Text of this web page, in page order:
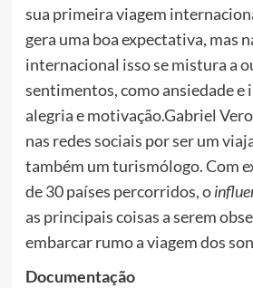
sua primeira viagem
gera uma boa expectativa, mas
internacional isso se mistura a
sentimentos, como ansiedade e
alegria e motivação.Gabriel
nas redes sociais por ser um
também um turismólogo. Com
de 30 países percorridos, o
as principais coisas a serem
embarcar rumo a viagem dos
Documentação